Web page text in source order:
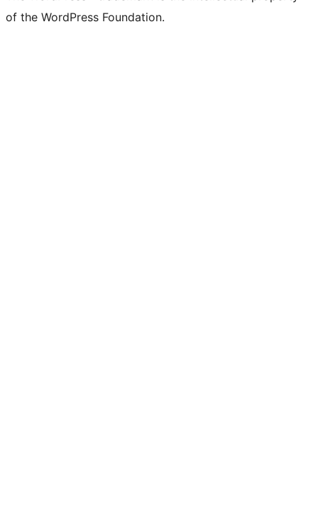
of the WordPress Foundation.